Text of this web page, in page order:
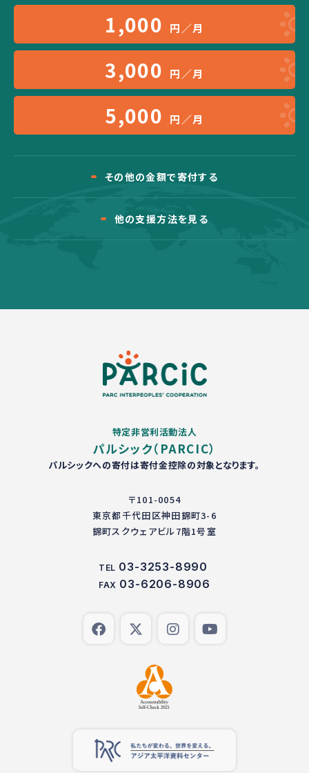
1,000 円／月
3,000 円／月
5,000 円／月
その他の金額で寄付する
他の支援方法を見る
特定非営利活動法人
パルシック（PARCIC）
パルシックへの寄付は寄付金控除の対象となります。
〒101-0054
東京都千代田区神田錦町3-6
錦町スクウェアビル7階1号室
TEL 03-3253-8990
FAX 03-6206-8906